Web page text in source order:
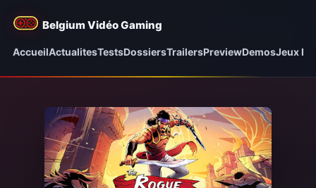
Belgium Vidéo Gaming
AccueilActualitesTestsDossiersTrailersPreviewDemosJeux